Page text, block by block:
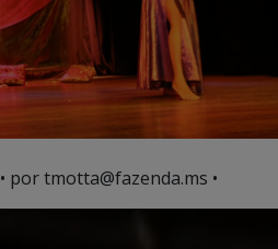
• por tmotta@fazenda.ms •